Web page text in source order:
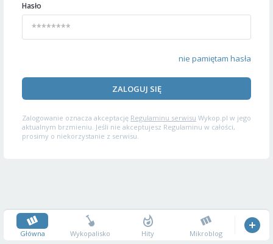
Hasło
nie pamiętam hasła
ZALOGUJ SIĘ
Zalogowanie oznacza akceptację Regulaminu serwisu Wykop.pl w jego
aktualnym brzmieniu. Jeśli nie akceptujesz Regulaminu w całości,
prosimy o niekorzystanie z serwisu.
Główna Wykopalisko Hity Mikroblog